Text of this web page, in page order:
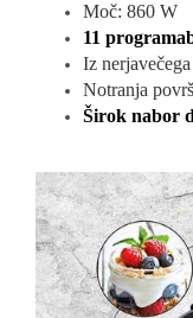
Moč: 860 W
11
Iz
Notranja
Širok nabor